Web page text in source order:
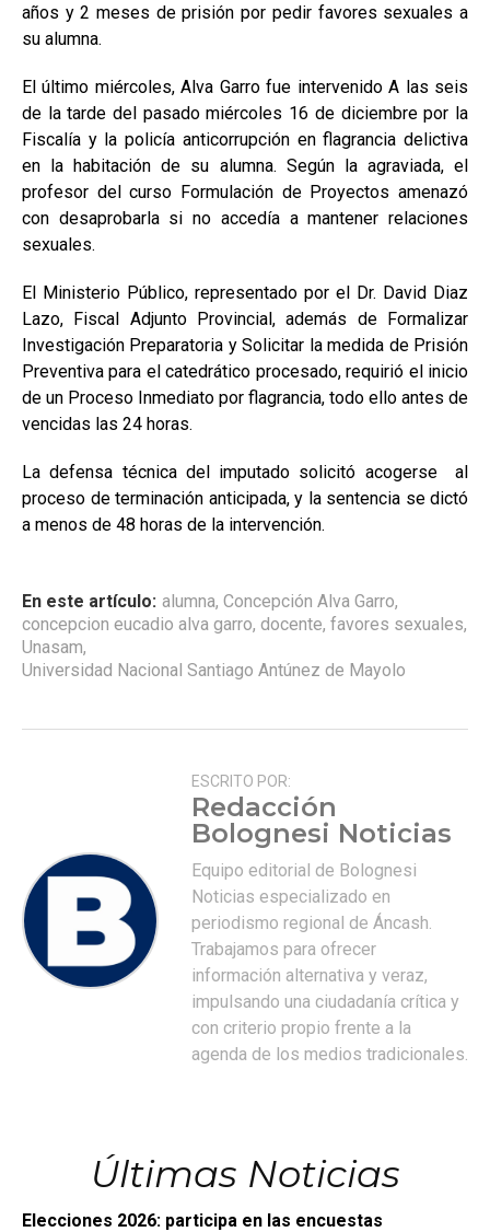
años y 2 meses de prisión por pedir favores sexuales a
su alumna.
El último miércoles, Alva Garro fue intervenido A las seis
de la tarde del pasado miércoles 16 de diciembre por la
Fiscalía y la policía anticorrupción en flagrancia delictiva
en la habitación de su alumna. Según la agraviada, el
profesor del curso Formulación de Proyectos amenazó
con desaprobarla si no accedía a mantener relaciones
sexuales.
El Ministerio Público, representado por el Dr. David Diaz
Lazo, Fiscal Adjunto Provincial, además de Formalizar
Investigación Preparatoria y Solicitar la medida de Prisión
Preventiva para el catedrático procesado, requirió el inicio
de un Proceso Inmediato por flagrancia, todo ello antes de
vencidas las 24 horas.
La defensa técnica del imputado solicitó acogerse al
proceso de terminación anticipada, y la sentencia se dictó
a menos de 48 horas de la intervención.
En este artículo: alumna, Concepción Alva Garro,
concepcion eucadio alva garro, docente, favores sexuales,
Unasam,
Universidad Nacional Santiago Antúnez de Mayolo
ESCRITO POR:
Redacción
Bolognesi Noticias
Equipo editorial de Bolognesi
Noticias especializado en
periodismo regional de Áncash.
Trabajamos para ofrecer
información alternativa y veraz,
impulsando una ciudadanía crítica y
con criterio propio frente a la
agenda de los medios tradicionales.
Últimas Noticias
Elecciones 2026: participa en las encuestas